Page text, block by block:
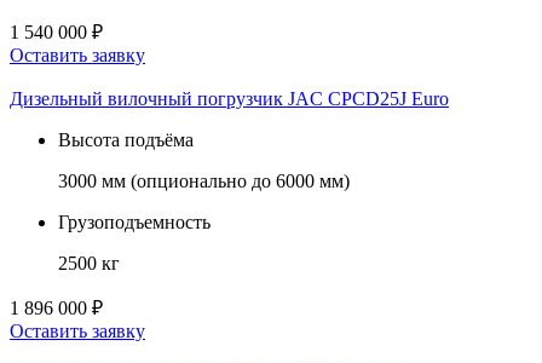
1 540 000 ₽
Оставить заявку
Дизельный вилочный погрузчик JAC CPCD25J Euro
Высота подъёма
3000 мм (опционально до 6000 мм)
Грузоподъемность
2500 кг
1 896 000 ₽
Оставить заявку